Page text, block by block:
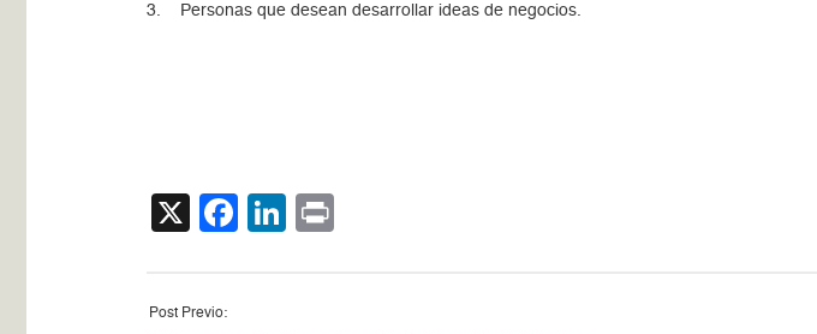
3. Personas que desean desarrollar ideas de negocios.
X Facebook
LinkedIn
Post Previo: